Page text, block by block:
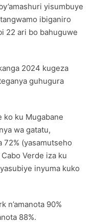
yisumbuye
ibiganiro
22 ari bo bahuguwe
2024 kugeza
guhugura
ko ku Mugabane
wa gatatu,
(yasamutseho
Verde iza ku
inyuma kuko
n’amanota 90%
88%.